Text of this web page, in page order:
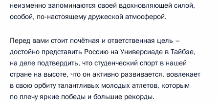
неизменно запоминаются своей вдохновляющей силой,
особой, по-настоящему дружеской атмосферой.
Перед вами стоит почётная и ответственная цель –
достойно представить Россию на Универсиаде в Тайбэе,
на деле подтвердить, что студенческий спорт в нашей
стране на высоте, что он активно развивается, вовлекает
в свою орбиту талантливых молодых атлетов, которым
по плечу яркие победы и большие рекорды.